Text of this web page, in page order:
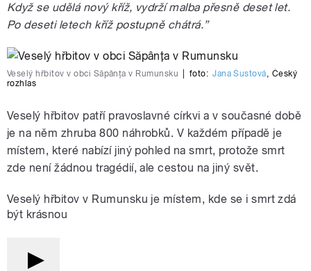
Když se udělá nový kříž, vydrží malba přesně deset let.
Po deseti letech kříž postupně chátrá.”
Veselý hřbitov v obci Săpânţa v Rumunsku foto: Jana Šustová, Český
rozhlas
Veselý hřbitov patří pravoslavné církvi a v současné době
je na něm zhruba 800 náhrobků. V každém případě je
místem, které nabízí jiný pohled na smrt, protože smrt
zde není žádnou tragédií, ale cestou na jiný svět.
Veselý hřbitov v Rumunsku je místem, kde se i smrt zdá
být krásnou